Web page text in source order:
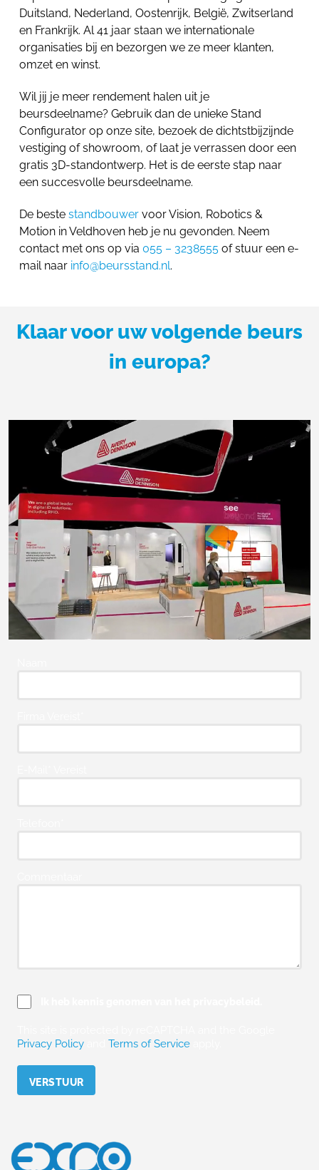
Duitsland, Nederland, Oostenrijk, België, Zwitserland
en Frankrijk. Al 41 jaar staan we internationale
organisaties bij en bezorgen we ze meer klanten,
omzet en winst.
Wil jij je meer rendement halen uit je
beursdeelname? Gebruik dan de unieke Stand
Configurator op onze site, bezoek de dichtstbijzijnde
vestiging of showroom, of laat je verrassen door een
gratis 3D-standontwerp. Het is de eerste stap naar
een succesvolle beursdeelname.
De beste standbouwer voor Vision, Robotics &
Motion in Veldhoven heb je nu gevonden. Neem
contact met ons op via 055 – 3238555 of stuur een e-
mail naar info@beursstand.nl.
Klaar voor uw volgende beurs
in europa?
Privacy Policy
Terms of Service